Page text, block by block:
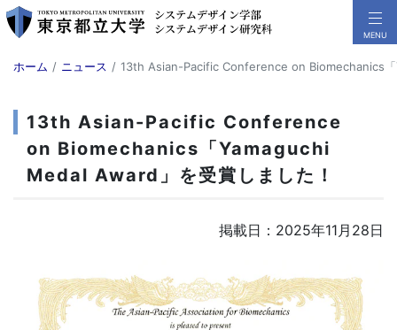
ホーム ニュース 13th Asian-Pacific Conference on Biomechanics
13th Asian-Pacific Conference
on Biomechanics「Yamaguchi
Medal Award」を受賞しました！
掲載日：2025年11月28日